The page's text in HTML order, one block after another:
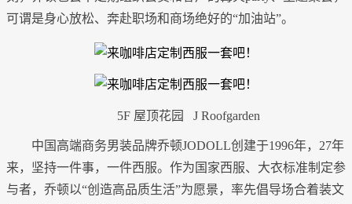
可谓是身心放松、奔赴职场和商场绝好的“加油站”。
5F 屋顶花园 J Roofgarden
中国高端商务男装品牌乔顿JODOLL创建于1996年，27年
来，坚持一件事，一件西服。作为国家西服、大衣标准制定参
与者，乔顿以“创造高品质生活”为愿景，率先倡导场合着装文